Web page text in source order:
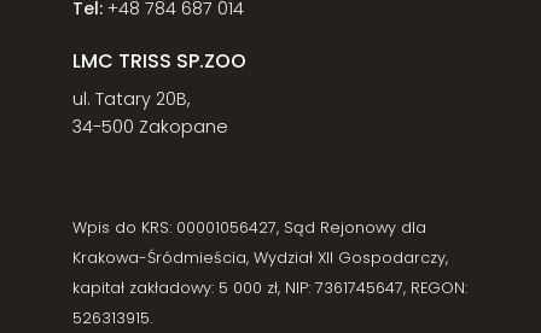
Tel: +48 784 687 014
LMC TRISS SP.ZOO
ul. Tatary 20B,
34-500 Zakopane
Wpis do KRS: 00001056427, Sąd Rejonowy dla
Krakowa-Śródmieścia, Wydział XII Gospodarczy,
kapitał zakładowy: 5 000 zł, NIP: 7361745647, REGON:
526313915.